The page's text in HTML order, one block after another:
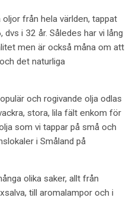
från hela världen, tappat
i 32 år. Således har vi lång
men är också måna om att
det naturliga
och rogivande olja odlas
stora, lila fält enkom för
som vi tappar på små och
i Småland på
olika saker, allt från
till aromalampor och i